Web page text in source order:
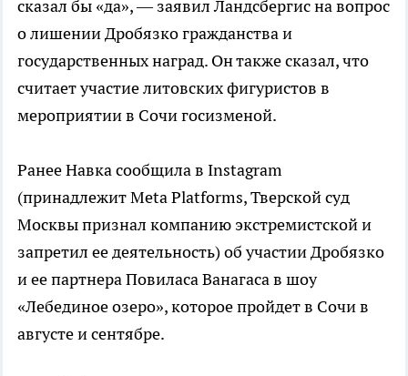
сказал бы «да», — заявил Ландсбергис на вопрос
о лишении Дробязко гражданства и
государственных наград. Он также сказал, что
считает участие литовских фигуристов в
мероприятии в Сочи госизменой.
Ранее Навка сообщила в Instagram
(принадлежит Meta Platforms, Тверской суд
Москвы признал компанию экстремистской и
запретил ее деятельность) об участии Дробязко
и ее партнера Повиласа Ванагаса в шоу
«Лебединое озеро», которое пройдет в Сочи в
августе и сентябре.